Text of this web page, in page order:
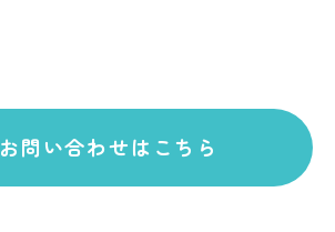
お問い合わせはこちら